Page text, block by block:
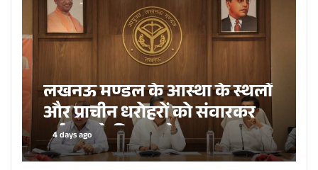
लखनऊ मण्डल के आस्था के स्थलों
और प्राचीन धरोहरों को संवारकर
पर्यटन को दिया जायेगा बढ़ावा :
जयवीर सिंह
4 days ago